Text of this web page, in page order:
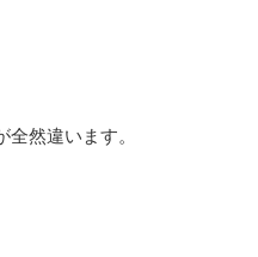
然違います。